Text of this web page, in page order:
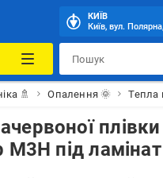
КИЇВ
Київ, вул.
🚿 Опалення 🌞 Тепла
M3H під